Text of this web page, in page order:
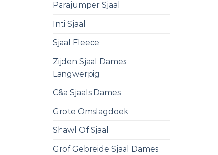
Parajumper Sjaal
Inti Sjaal
Sjaal Fleece
Zijden Sjaal Dames
Langwerpig
C&a Sjaals Dames
Grote Omslagdoek
Shawl Of Sjaal
Grof Gebreide Sjaal Dames